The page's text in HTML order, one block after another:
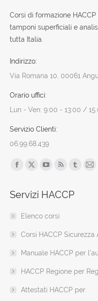
Corsi di formazione
tamponi superficiali e
tutta Italia.
Indirizzo:
Via Romana 10, 00061
Orario uffici:
Lun - Ven: 9:00 - 13:00 /
Servizio Clienti:
06.99.68.439
Find us on:
Facebook
opens
new
window
X
opens
new
window
opens
new
window
opens
window
Tumblr
Servizi HACCP
Elenco corsi
Corsi HACCP Sicurezza
Manuale HACCP per
HACCP Regione per
Attestati HACCP per